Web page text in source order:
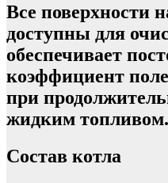
Все поверхности
доступны для
обеспечивает
коэффициент
при
жидким топливом.
Состав котла